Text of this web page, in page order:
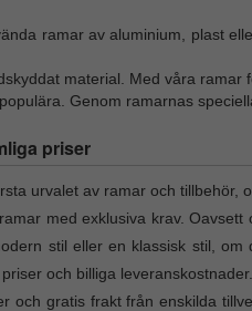
ramar av aluminium, plast
material. Med våra ramar
Genom ramarnas
priser
urvalet av ramar och
med exklusiva krav.
stil eller en klassisk stil,
och billiga
och gratis frakt från enskilda